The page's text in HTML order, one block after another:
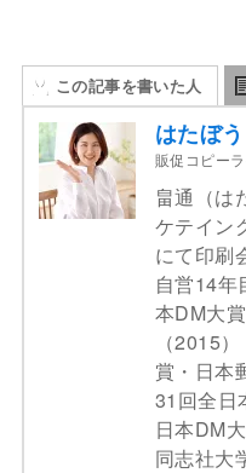
この記事を書いた人
はたぼう
販促コピー
畠通（は
ケテイン
にて印刷
自営14年
本DM大
（2015
賞・日本
31回全日
日本DM
同志社大